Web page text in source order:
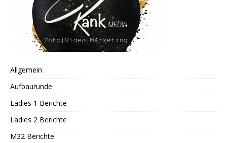
Allgemein
Aufbaurunde
Ladies 1 Berichte
Ladies 2 Berichte
M32 Berichte